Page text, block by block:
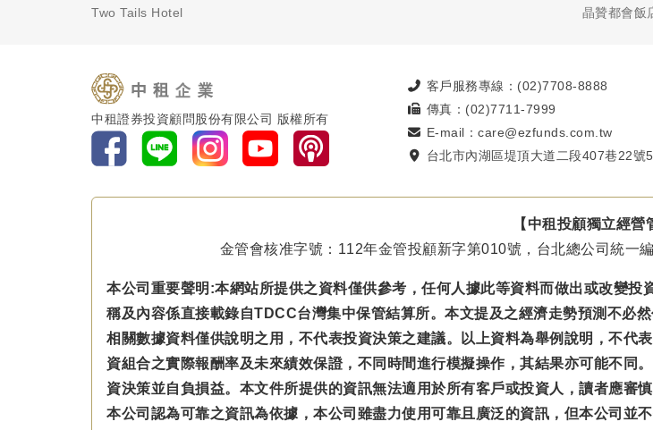
Two Tails Hotel
晶贊都會飯
中租證券投資顧問股份有限公司 版權所有
客戶服務專線：(02)7708-8888
傳真：(02)7711-7999
E-mail：care@ezfunds.com.tw
台北市內湖區堤頂大道二段407巷22號
【中租投顧獨立經營
金管會核准字號：112年金管投顧新字第010號，台北總公司統一
本公司重要聲明:本網站所提供之資料僅供參考，任何人據此等資料而做出或改變
稱及內容係直接載錄自TDCC台灣集中保管結算所。本文提及之經濟走勢預測不必
相關數據資料僅供說明之用，不代表投資決策之建議。以上資料為舉例說明，不代
資組合之實際報酬率及未來績效保證，不同時間進行模擬操作，其結果亦可能不同
資決策並自負損益。本文件所提供的資訊無法適用於所有客戶或投資人，讀者應審
本公司認為可靠之資訊為依據，本公司雖盡力使用可靠且廣泛的資訊，但本公司並